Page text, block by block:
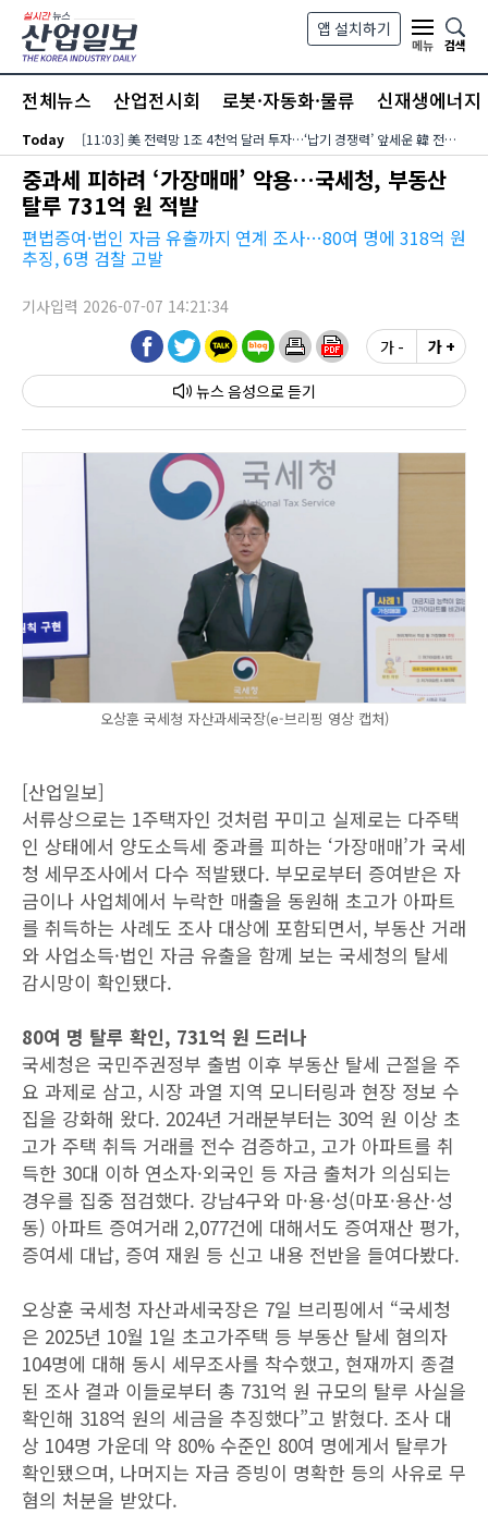
본문 바로가기
앱 설치하기
메뉴
검색
전체뉴스 산업전시회 로봇·자동화·물류 신재생에너지
Today [11:03] 美 전력망 1조 4천억 달러 투자…‘납기 경쟁력’ 앞세운 韓 전력기자재 수출 호조
중과세 피하려 ‘가장매매’ 악용…국세청, 부동산
탈루 731억 원 적발
편법증여·법인 자금 유출까지 연계 조사…80여 명에 318억 원
추징, 6명 검찰 고발
기사입력 2026-07-07 14:21:34
뉴스 음성
가 - 가 +
오상훈 국세청 자산과세국장(e-브리핑 영상 캡처)
[산업일보]
서류상으로는 1주택자인 것처럼 꾸미고 실제로는 다주택
인 상태에서 양도소득세 중과를 피하는 ‘가장매매’가 국세
청 세무조사에서 다수 적발됐다. 부모로부터 증여받은 자
금이나 사업체에서 누락한 매출을 동원해 초고가 아파트
를 취득하는 사례도 조사 대상에 포함되면서, 부동산 거래
와 사업소득·법인 자금 유출을 함께 보는 국세청의 탈세
감시망이 확인됐다.
80여 명 탈루 확인, 731억 원 드러나
국세청은 국민주권정부 출범 이후 부동산 탈세 근절을 주
요 과제로 삼고, 시장 과열 지역 모니터링과 현장 정보 수
집을 강화해 왔다. 2024년 거래분부터는 30억 원 이상 초
고가 주택 취득 거래를 전수 검증하고, 고가 아파트를 취
득한 30대 이하 연소자·외국인 등 자금 출처가 의심되는
경우를 집중 점검했다. 강남4구와 마·용·성(마포·용산·성
동) 아파트 증여거래 2,077건에 대해서도 증여재산 평가,
증여세 대납, 증여 재원 등 신고 내용 전반을 들여다봤다.
오상훈 국세청 자산과세국장은 7일 브리핑에서 “국세청
은 2025년 10월 1일 초고가주택 등 부동산 탈세 혐의자
104명에 대해 동시 세무조사를 착수했고, 현재까지 종결
된 조사 결과 이들로부터 총 731억 원 규모의 탈루 사실을
확인해 318억 원의 세금을 추징했다”고 밝혔다. 조사 대
상 104명 가운데 약 80% 수준인 80여 명에게서 탈루가
확인됐으며, 나머지는 자금 증빙이 명확한 등의 사유로 무
혐의 처분을 받았다.